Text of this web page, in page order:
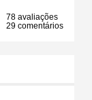
78 avaliações
29 comentários